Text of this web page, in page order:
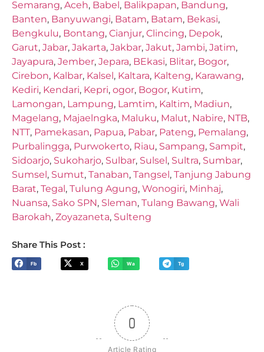
Semarang, Aceh, Babel, Balikpapan, Bandung,
Banten, Banyuwangi, Batam, Batam, Bekasi,
Bengkulu, Bontang, Cianjur, Clincing, Depok,
Garut, Jabar, Jakarta, Jakbar, Jakut, Jambi, Jatim,
Jayapura, Jember, Jepara, BEkasi, Blitar, Bogor,
Cirebon, Kalbar, Kalsel, Kaltara, Kalteng, Karawang,
Kediri, Kendari, Kepri, ogor, Bogor, Kutim,
Lamongan, Lampung, Lamtim, Kaltim, Madiun,
Magelang, Majaelngka, Maluku, Malut, Nabire, NTB,
NTT, Pamekasan, Papua, Pabar, Pateng, Pemalang,
Purbalingga, Purwokerto, Riau, Sampang, Sampit,
Sidoarjo, Sukoharjo, Sulbar, Sulsel, Sultra, Sumbar,
Sumsel, Sumut, Tanaban, Tangsel, Tanjung Jabung
Barat, Tegal, Tulung Agung, Wonogiri, Minhaj,
Nuansa, Sako SPN, Sleman, Tulang Bawang, Wali
Barokah, Zoyazaneta, Sulteng
Share This Post :
Fb X Wa Tg
0
Article Rating